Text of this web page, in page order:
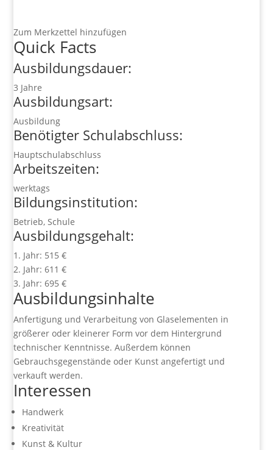
Zum Merkzettel hinzufügen
Quick Facts
Ausbildungsdauer:
3 Jahre
Ausbildungsart:
Ausbildung
Benötigter Schulabschluss:
Hauptschulabschluss
Arbeitszeiten:
werktags
Bildungsinstitution:
Betrieb, Schule
Ausbildungsgehalt:
1. Jahr: 515 €
2. Jahr: 611 €
3. Jahr: 695 €
Ausbildungsinhalte
Anfertigung und Verarbeitung von Glaselementen in
größerer oder kleinerer Form vor dem Hintergrund
technischer Kenntnisse. Außerdem können
Gebrauchsgegenstände oder Kunst angefertigt und
verkauft werden.
Interessen
Handwerk
Kreativität
Kunst & Kultur